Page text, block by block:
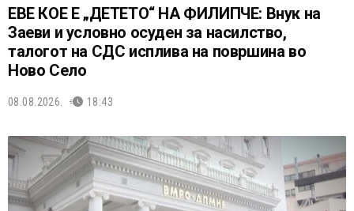
ЕВЕ КОЕ Е „ДЕТЕТО“ НА ФИЛИПЧЕ: Внук на
Заеви и условно осуден за насилство,
талогот на СДС исплива на површина во
Ново Село
08.08.2026. 18:43